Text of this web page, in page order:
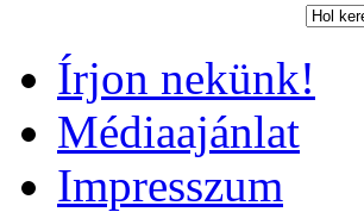
Írjon nekünk!
Médiaajánlat
Impresszum